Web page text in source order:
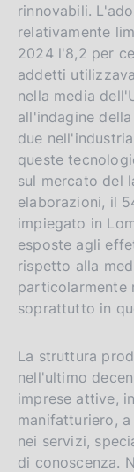
rinnovabili.
relativamente
2024 l'8,2 per
addetti
nella media
all'indagine
due
queste
sul mercato del
elaborazioni, il
impiegato in
esposte agli
rispetto alla
particolarmente
soprattutto in
La struttura
nell'ultimo
imprese attive,
manifatturiero,
nei servizi,
di conoscenza.